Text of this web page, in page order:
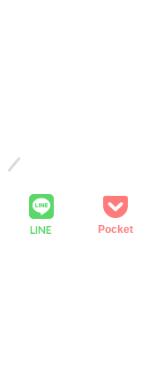
LINE Pocket